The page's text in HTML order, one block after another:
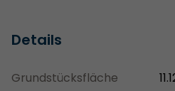
Details
Grundstücksfläche